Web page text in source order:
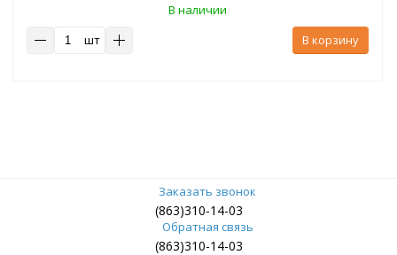
В наличии
шт
В корзину
Заказать звонок
(863)310-14-03
Обратная связь
(863)310-14-03